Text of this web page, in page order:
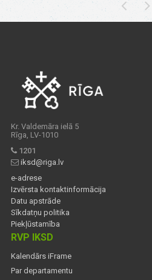
Kr. Valdemāra ielā 5
Rīga, LV-1010
1201
iksd@riga.lv
e-adrese
Izvērsta kontaktinformācija
Datu apstrāde
Sīkdatņu politika
Piekļūstamība
RVP IKSD
Kalendārs iFrame
Par departamentu